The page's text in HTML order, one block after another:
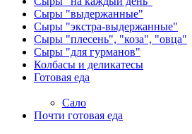
Сыры "выдержанные"
Сыры "экстра-выдержанные"
Сыры "плесень", "коза", "овца"
Сыры "для гурманов"
Колбасы и деликатесы
Готовая еда
Сало
Почти готовая еда